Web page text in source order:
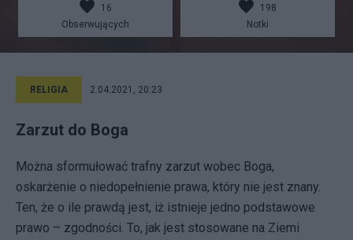
16
Obserwujących
198
Notki
RELIGIA 2.04.2021, 20:23
Zarzut do Boga
Można sformułować trafny zarzut wobec Boga,
oskarżenie o niedopełnienie prawa, który nie jest znany.
Ten, że o ile prawdą jest, iż istnieje jedno podstawowe
prawo – zgodności. To, jak jest stosowane na Ziemi